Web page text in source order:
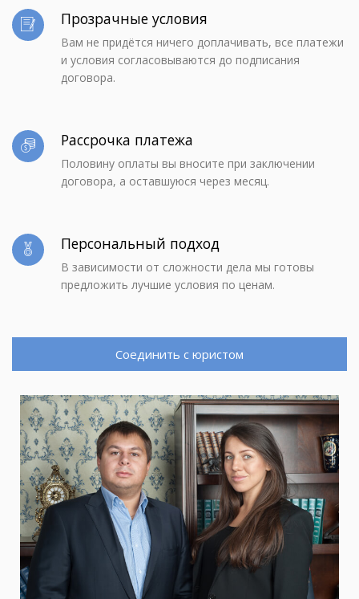
Прозрачные условия
Вам не придётся ничего доплачивать, все платежи
и условия согласовываются до подписания
договора.
Рассрочка платежа
Половину оплаты вы вносите при заключении
договора, а оставшуюся через месяц.
Персональный подход
В зависимости от сложности дела мы готовы
предложить лучшие условия по ценам.
Соединить с юристом